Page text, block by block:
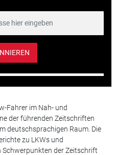
Fahrer im Nah- und
der führenden Zeitschriften
deutschsprachigen Raum. Die
zu LKWs und
der Zeitschrift